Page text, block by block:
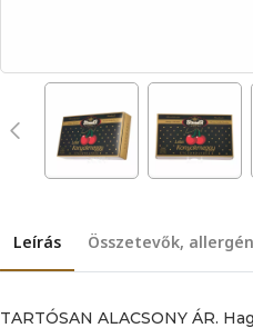
Leírás Összetevők,
TARTÓSAN ALACSONY ÁR.